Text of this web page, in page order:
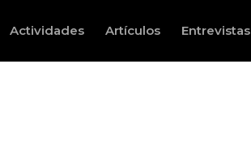
Actividades Artículos Entrevistas